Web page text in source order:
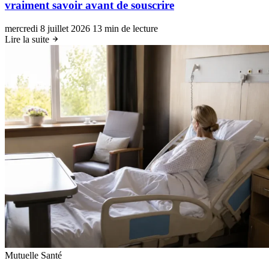
vraiment savoir avant de souscrire
mercredi 8 juillet 2026 13 min de lecture
Lire la suite
Mutuelle Santé